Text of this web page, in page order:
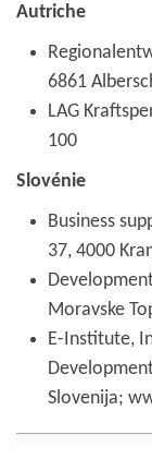
Autriche
6861
LAG
100
Slovénie
Business
37, 4000
Moravske
E-Institute,
Slovenija;